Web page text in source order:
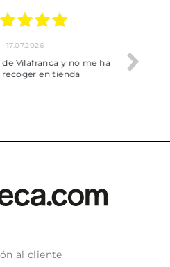
17.07.2026
Vilafranca y no me ha
en tienda
al cliente